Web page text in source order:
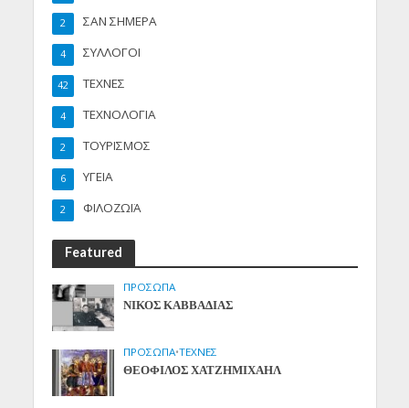
ΣΑΝ ΣΗΜΕΡΑ
2
ΣΥΛΛΟΓΟΙ
4
ΤΕΧΝΕΣ
42
ΤΕΧΝΟΛΟΓΙΑ
4
ΤΟΥΡΙΣΜΟΣ
2
ΥΓΕΙΑ
6
ΦΙΛΟΖΩΪΑ
2
Featured
ΠΡΟΣΩΠΑ
ΝΙΚΟΣ ΚΑΒΒΑΔΙΑΣ
ΠΡΟΣΩΠΑ•ΤΕΧΝΕΣ
ΘΕΟΦΙΛΟΣ ΧΑΤΖΗΜΙΧΑΗΛ